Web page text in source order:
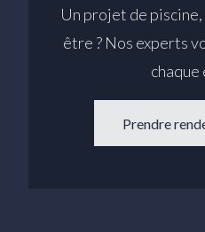
Un projet de piscine,
être ? Nos experts
chaque
Prendre